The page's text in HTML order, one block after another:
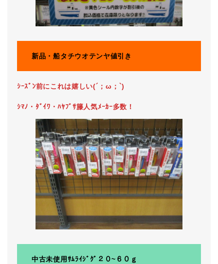
新品・船タチウオテンヤ値引き
ｼｰｽﾞﾝ前にこれは嬉しい(´；ω；`)
ｼﾏﾉ・ﾀﾞｲﾜ・ﾊﾔﾌﾞｻ籐人気ﾒｰｶｰ多数！
中古未使用ｻﾑﾗｲｼﾞｸﾞ２０~６０ｇ